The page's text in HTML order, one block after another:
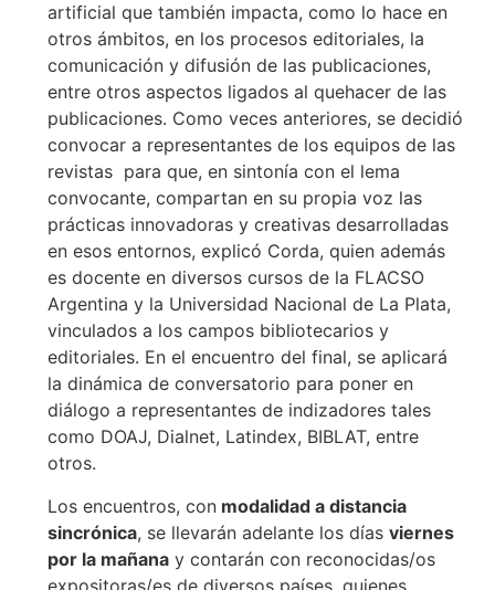
artificial que también impacta, como lo hace en
otros ámbitos, en los procesos editoriales, la
comunicación y difusión de las publicaciones,
entre otros aspectos ligados al quehacer de las
publicaciones. Como veces anteriores, se decidió
convocar a representantes de los equipos de las
revistas para que, en sintonía con el lema
convocante, compartan en su propia voz las
prácticas innovadoras y creativas desarrolladas
en esos entornos, explicó Corda, quien además
es docente en diversos cursos de la FLACSO
Argentina y la Universidad Nacional de La Plata,
vinculados a los campos bibliotecarios y
editoriales. En el encuentro del final, se aplicará
la dinámica de conversatorio para poner en
diálogo a representantes de indizadores tales
como DOAJ, Dialnet, Latindex, BIBLAT, entre
otros.
Los encuentros, conmodalidad a distancia
sincrónica, se llevarán adelante los días viernes
por la mañanay contarán con reconocidas/os
expositoras/es de diversos países, quienes